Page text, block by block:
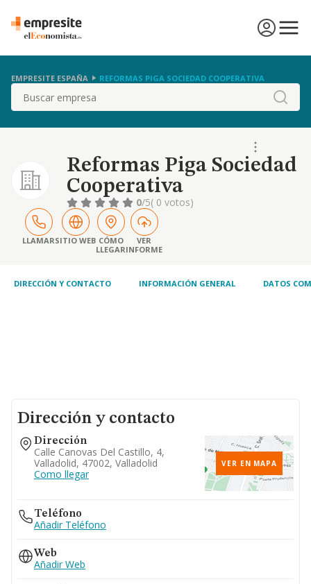
EMPRESITE ESPAÑA REFORMAS PIGA SOCIEDAD COOPERATIVA
Buscar
Reformas Piga Sociedad
Cooperativa
0/5( 0 votos)
LLAMARSITIO WEB CÓMO
LLEGAR
VER
INFORME
DIRECCIÓN Y CONTACTO INFORMACIÓN GENERAL DATOS
Dirección y contacto
Dirección
Calle Canovas Del Castillo, 4,
Valladolid, 47002, Valladolid
Como llegar
VER EN MAPA
Teléfono
Añadir Teléfono
Web
Añadir Web